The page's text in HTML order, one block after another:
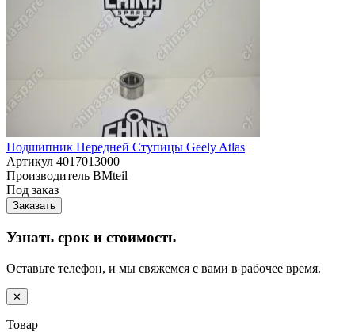
Подшипник Передней Ступицы Geely Atlas
Артикул 4017013000
Производитель BMteil
Под заказ
Заказать
Узнать срок и стоимость
Оставьте телефон, и мы свяжемся с вами в рабочее время.
✕
Товар